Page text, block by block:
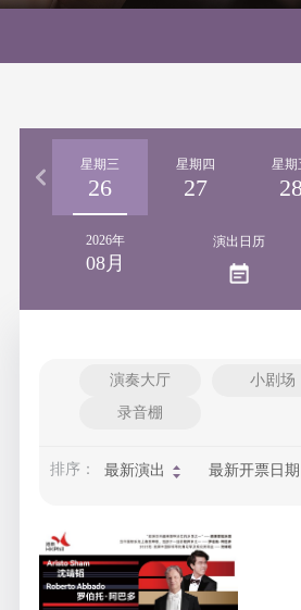
星期三
26
星期四
27
星期
28
2026年
08月
演出日历
演奏大厅
小剧场
录音棚
排序： 最新演出 最新开票日期